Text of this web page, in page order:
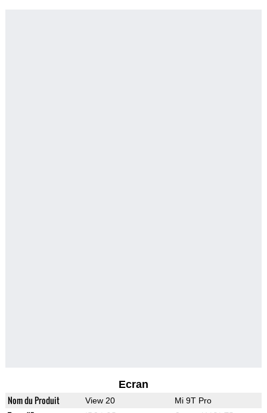
Ecran
Nom du Produit View 20 Mi 9T Pro